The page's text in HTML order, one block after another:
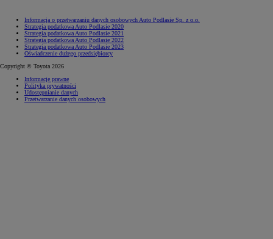
Informacja o przetwarzaniu danych osobowych Auto Podlasie Sp. z o.o.
Strategia podatkowa Auto Podlasie 2020
Strategia podatkowa Auto Podlasie 2021
Strategia podatkowa Auto Podlasie 2022
Strategia podatkowa Auto Podlasie 2023
Oświadczenie dużego przedsiębiorcy
Copyright © Toyota 2026
Informacje prawne
Polityka prywatności
Udostępnianie danych
Przetwarzanie danych osobowych